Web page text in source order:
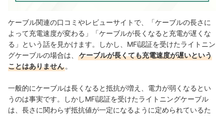
ケーブル関連の口コミやレビューサイトで、「ケーブルの長さに
よって充電速度が変わる」「ケーブルが長くなると充電が遅くな
る」という話を見かけます。しかし、MFi認証を受けたライトニン
グケーブルの場合は、
ケーブルが長くても充電速度が遅いという
ことはありません 。
一般的にケーブルは長くなると抵抗が増え、電力が弱くなるとい
うのは事実です。しかしMFi認証を受けたライトニングケーブル
は、長さに関わらず抵抗値が一定になるように定められているた